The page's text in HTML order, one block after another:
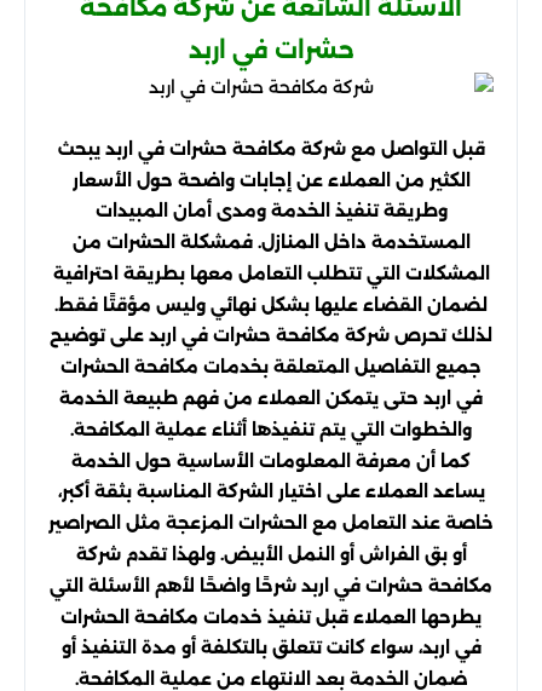
الأسئلة الشائعة عن شركة مكافحة
حشرات في اربد
قبل التواصل مع شركة مكافحة حشرات في اربد يبحث
الكثير من العملاء عن إجابات واضحة حول الأسعار
وطريقة تنفيذ الخدمة ومدى أمان المبيدات
المستخدمة داخل المنازل. فمشكلة الحشرات من
المشكلات التي تتطلب التعامل معها بطريقة احترافية
لضمان القضاء عليها بشكل نهائي وليس مؤقتًا فقط.
لذلك تحرص شركة مكافحة حشرات في اربد على توضيح
جميع التفاصيل المتعلقة بخدمات مكافحة الحشرات
في اربد حتى يتمكن العملاء من فهم طبيعة الخدمة
والخطوات التي يتم تنفيذها أثناء عملية المكافحة.
كما أن معرفة المعلومات الأساسية حول الخدمة
يساعد العملاء على اختيار الشركة المناسبة بثقة أكبر،
خاصة عند التعامل مع الحشرات المزعجة مثل الصراصير
أو بق الفراش أو النمل الأبيض. ولهذا تقدم شركة
مكافحة حشرات في اربد شرحًا واضحًا لأهم الأسئلة التي
يطرحها العملاء قبل تنفيذ خدمات مكافحة الحشرات
في اربد، سواء كانت تتعلق بالتكلفة أو مدة التنفيذ أو
ضمان الخدمة بعد الانتهاء من عملية المكافحة.